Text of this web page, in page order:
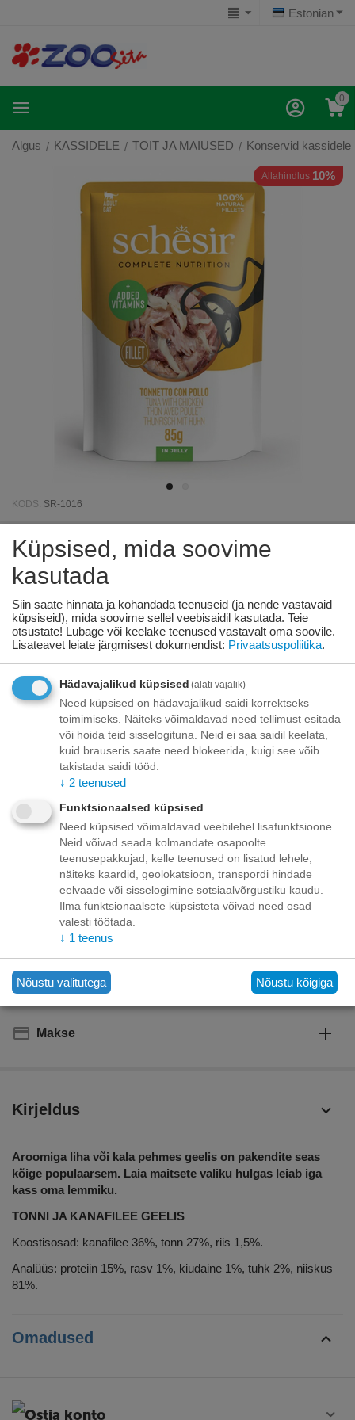
Estonian
0
Algus / KASSIDELE / TOIT JA MAIUSED / Konservid kassidele
Allahindlus 10%
KODS: SR-1016
Schesir Cat Tuna and Chicken 85g -
tuunikala ja kanalihaga želees
Saadavus: 126 tk. tarnija laos
€150 € 1 66
Toode on
saadaval:
06/08/2026
Minimaalne kogus tootele "Schesir Cat Tuna and
Chicken 85g - tuunikala ja kanalihaga želees"
Korvis
Lisage sooviloendisse Esita küsimus
Kohaletoimetamine
Tasuta kohaletoimetamine teie ukse taha tellimustele üle
70.00 euro!
Unisend pakiautomaat - 3,50 eurot
Omniva pakiautomaat - 5,00 eurot
Makse
Kirjeldus
Aroomiga liha või kala pehmes geelis on pakendite seas
kõige populaarsem. Laia maitsete valiku hulgas leiab iga
kass oma lemmiku.
TONNI JA KANAFILEE GEELIS
Koostisosad: kanafilee 36%, tonn 27%, riis 1,5%.
Analüüs: proteiin 15%, rasv 1%, kiudaine 1%, tuhk 2%, niiskus
81%.
Omadused
Ostja konto
Küpsised, mida soovime
kasutada
Siin saate hinnata ja kohandada teenuseid (ja nende vastavaid
küpsiseid), mida soovime sellel veebisaidil kasutada. Teie
otsustate! Lubage või keelake teenused vastavalt oma soovile.
Lisateavet leiate järgmisest dokumendist: Privaatsuspoliitika.
Hädavajalikud küpsised (alati vajalik)
Need küpsised on hädavajalikud saidi korrektseks
toimimiseks. Näiteks võimaldavad need tellimust esitada
või hoida teid sisselogituna. Neid ei saa saidil keelata,
kuid brauseris saate need blokeerida, kuigi see võib
takistada saidi tööd.
↓ 2 teenused
Funktsionaalsed küpsised
Need küpsised võimaldavad veebilehel lisafunktsioone.
Neid võivad seada kolmandate osapoolte
teenusepakkujad, kelle teenused on lisatud lehele,
näiteks kaardid, geolokatsioon, transpordi hindade
eelvaade või sisselogimine sotsiaalvõrgustiku kaudu.
Ilma funktsionaalsete küpsisteta võivad need osad
valesti töötada.
↓ 1 teenus
Nõustu valitutega Nõustu kõigiga